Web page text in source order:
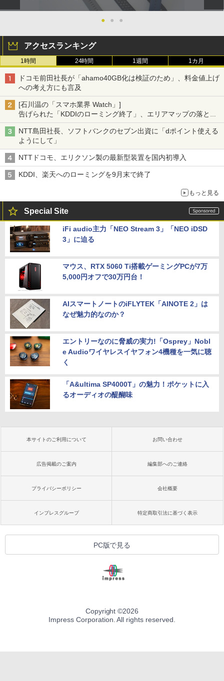
● ● ●
アクセスランキング
1時間 24時間 1週間 1カ月
ドコモ前田社長が「ahamo40GB化は検証のため」、料金値上げ
への考え方にも言及
[石川温の「スマホ業界 Watch」]
告げられた「KDDIのローミング終了」、エリアマップの落とし
穴と楽天モバイルの課題
NTT島田社長、ソフトバンクのセブン出資に「dポイント使える
ようにして」
NTTドコモ、エリクソン製の最新型装置を国内初導入
KDDI、楽天へのローミングを9月末で終了
もっと見る
Special Site
iFi audio主力「NEO Stream 3」「NEO iDSD
3」に迫る
マウス、RTX 5060 Ti搭載ゲーミングPCが7万
5,000円オフで30万円台！
AIスマートノートのiFLYTEK「AINOTE 2」は
なぜ魅力的なのか？
エントリーなのに脅威の実力!「Osprey」Nobl
e Audioワイヤレスイヤフォン4機種を一気に聴
く
「A&ultima SP4000T」の魅力！ポケットに入
るオーディオの醍醐味
本サイトのご利用について お問い合わせ
広告掲載のご案内 編集部へのご連絡
プライバシーポリシー 会社概要
インプレスグループ 特定商取引法に基づく表示
PC版で見る
Copyright ©2026
Impress Corporation. All rights reserved.